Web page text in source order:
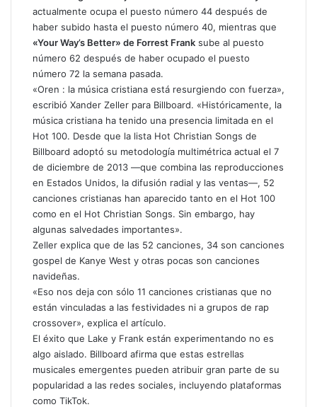
actualmente ocupa el puesto número 44 después de
haber subido hasta el puesto número 40, mientras que
«Your Way’s Better» de Forrest Frank sube al puesto
número 62 después de haber ocupado el puesto
número 72 la semana pasada.
«Oren : la música cristiana está resurgiendo con fuerza»,
escribió Xander Zeller para Billboard. «Históricamente, la
música cristiana ha tenido una presencia limitada en el
Hot 100. Desde que la lista Hot Christian Songs de
Billboard adoptó su metodología multimétrica actual el 7
de diciembre de 2013 —que combina las reproducciones
en Estados Unidos, la difusión radial y las ventas—, 52
canciones cristianas han aparecido tanto en el Hot 100
como en el Hot Christian Songs. Sin embargo, hay
algunas salvedades importantes».
Zeller explica que de las 52 canciones, 34 son canciones
gospel de Kanye West y otras pocas son canciones
navideñas.
«Eso nos deja con sólo 11 canciones cristianas que no
están vinculadas a las festividades ni a grupos de rap
crossover», explica el artículo.
El éxito que Lake y Frank están experimentando no es
algo aislado. Billboard afirma que estas estrellas
musicales emergentes pueden atribuir gran parte de su
popularidad a las redes sociales, incluyendo plataformas
como TikTok.